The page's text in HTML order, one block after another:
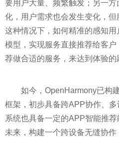
要用户大量、频繁触发；另一
化，用户需求也会发生变化，但
这种情况下，如何精准的感知
模型，实现服务直接推荐给客
荐做合适的服务，来达到体验的
如今，OpenHarmony已构
框架，初步具备跨APP协作、
系统也具备一定的APP智能推
未来，构建一个跨设备无缝协